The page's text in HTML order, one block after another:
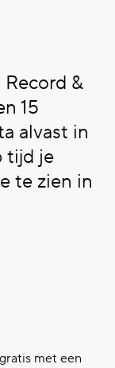
&
15
alvast in
tijd je
te zien in
met een